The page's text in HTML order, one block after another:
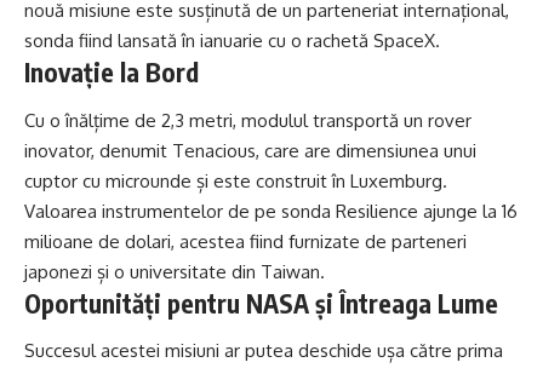
nouă misiune este susținută de un parteneriat internațional,
sonda fiind lansată în ianuarie cu o rachetă SpaceX.
Inovație la Bord
Cu o înălțime de 2,3 metri, modulul transportă un rover
inovator, denumit Tenacious, care are dimensiunea unui
cuptor cu microunde și este construit în Luxemburg.
Valoarea instrumentelor de pe sonda Resilience ajunge la 16
milioane de dolari, acestea fiind furnizate de parteneri
japonezi și o universitate din Taiwan.
Oportunități pentru NASA și Întreaga Lume
Succesul acestei misiuni ar putea deschide ușa către prima